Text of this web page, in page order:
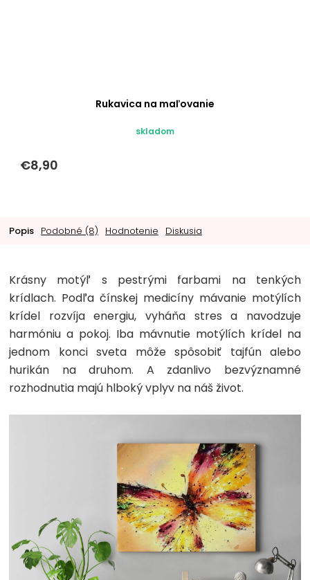
Rukavica na maľovanie
skladom
€8,90
Popis Podobné (8) Hodnotenie Diskusia
Krásny motýľ s pestrými farbami na tenkých
krídlach. Podľa čínskej medicíny mávanie motýlích
krídel rozvíja energiu, vyháňa stres a navodzuje
harmóniu a pokoj. Iba mávnutie motýlích krídel na
jednom konci sveta môže spôsobiť tajfún alebo
hurikán na druhom. A zdanlivo bezvýznamné
rozhodnutia majú hlboký vplyv na náš život.